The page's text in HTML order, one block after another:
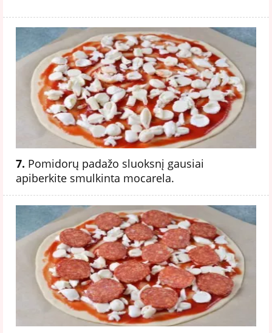
7. Pomidorų padažo sluoksnį gausiai
apiberkite smulkinta mocarela.